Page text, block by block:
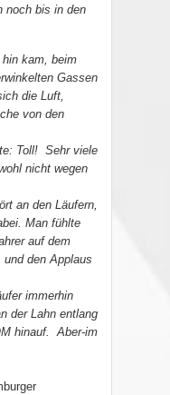
noch bis in den
kam, beim
Gassen
die Luft,
von den
Toll! Sehr viele
nicht wegen
an den Läufern,
Man fühlte
auf dem
den Applaus
immerhin
der Lahn entlang
hinauf. Aber-im